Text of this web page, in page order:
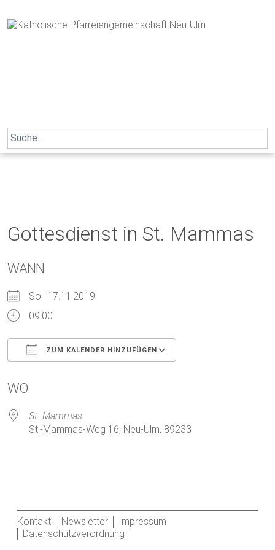
to
content
Search
for:
Gottesdienst in St. Mammas
WANN
So.. 17.11.2019
09:00
ZUM KALENDER HINZUFÜGEN
WO
St. Mammas
St.-Mammas-Weg 16, Neu-Ulm, 89233
Kontakt Newsletter
Impressum
Datenschutzverordnung